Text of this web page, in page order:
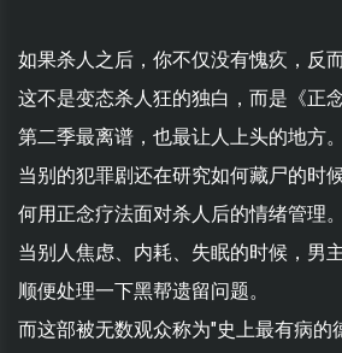
如果杀人之后，你不仅没有愧疚，反
这不是变态杀人狂的独白，而是《正
第二季最离谱，也最让人上头的地方。
当别的犯罪剧还在研究如何藏尸的时
何用正念疗法面对杀人后的情绪管理。
当别人焦虑、内耗、失眠的时候，男
顺便处理一下黑帮遗留问题。
而这部被无数观众称为"史上最有病的